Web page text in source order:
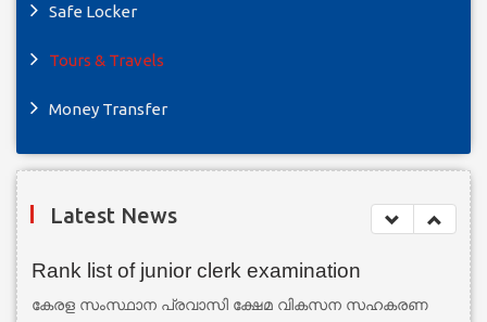
Safe Locker
Tours & Travels
Money Transfer
Latest News
Rank list of junior clerk examination
കേരള സംസ്ഥാന പ്രവാസി ക്ഷേമ വികസന സഹകരണ